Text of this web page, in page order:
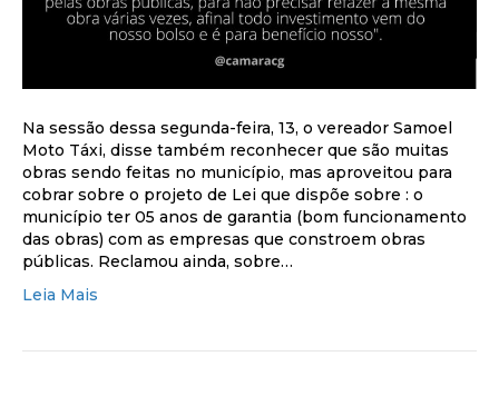
Na sessão dessa segunda-feira, 13, o vereador Samoel
Moto Táxi, disse também reconhecer que são muitas
obras sendo feitas no município, mas aproveitou para
cobrar sobre o projeto de Lei que dispõe sobre : o
município ter 05 anos de garantia (bom funcionamento
das obras) com as empresas que constroem obras
públicas. Reclamou ainda, sobre…
Leia Mais